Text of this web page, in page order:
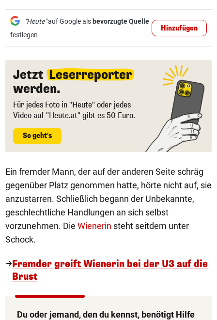
"Heute"auf Google als bevorzugte Quelle
festlegen
Hinzufügen
Jetzt Leserreporter
werden.
Für jedes Foto in "Heute" oder jedes
Video auf "Heute.at" gibt es 50 Euro.
So geht's
Ein fremder Mann, der auf der anderen Seite schräg
gegenüber Platz genommen hatte, hörte nicht auf, sie
anzustarren. Schließlich begann der Unbekannte,
geschlechtliche Handlungen an sich selbst
vorzunehmen. Die Wienerin steht seitdem unter
Schock.
Fremder greift Wienerin bei der U3 auf die
Brust
Du oder jemand, den du kennst, benötigt Hilfe